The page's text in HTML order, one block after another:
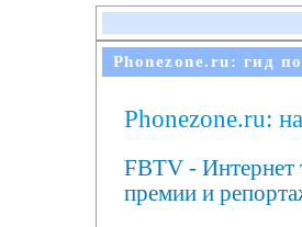
Phonezone.ru: гид
Phonezone.ru:
FBTV - Интернет
премии и